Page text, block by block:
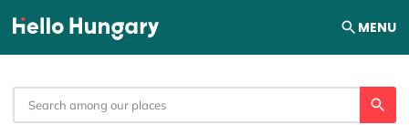
Skip to content MENU